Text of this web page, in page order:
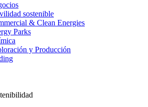
sostenible
& Clean Energies
Parks
y Producción